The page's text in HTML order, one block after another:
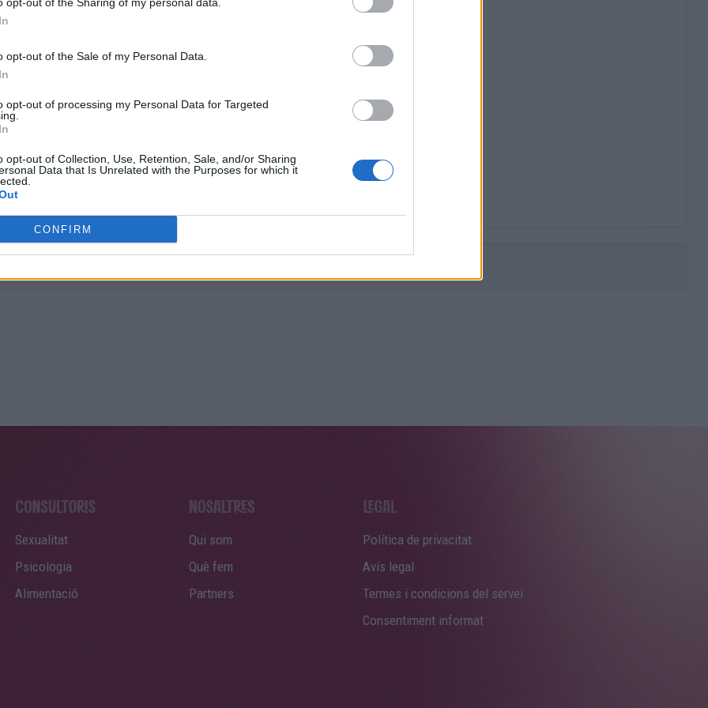
opt-out of the Sale of my Personal Data.
opt-out of processing my Personal Data for Targeted
opt-out of Collection, Use, Retention, Sale, and/or Sharing
Data that Is Unrelated with the Purposes for which it
CONFIRM
, psicòloga experta en sexualitat.
respostes.
Sexualitat
Psicologia
Alimentació
Qui som
Què fem
Partners
Política de privacitat
Avís legal
Termes i condicions del servei
Consentiment informat